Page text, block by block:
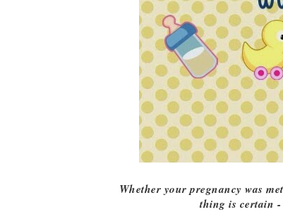
Whether your pregnancy was
thing is certain -